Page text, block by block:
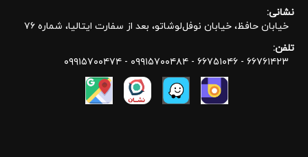
نشانی:
خیابان حافظ، خیابان نوفل‌لوشاتو،‌ بعد از سفارت ایتالیا، شماره ۷۶
تلفن:
۶۶۷۶۱۴۲۳ - ۶۶۷۵۱۰۴۶ - ۰۹۹۱۵۷۰۰۴۸۴ - ۰۹۹۱۵۷۰۰۴۷۴